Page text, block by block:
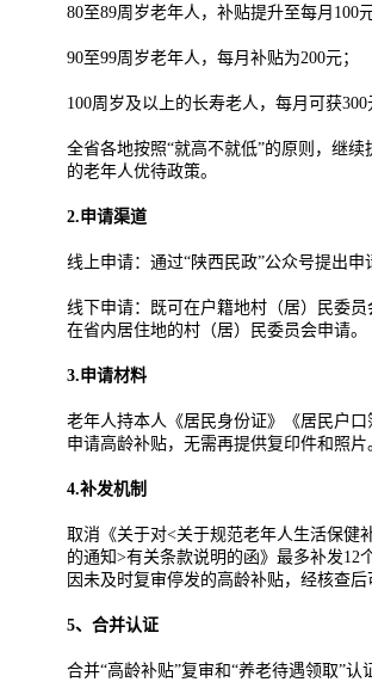
80至89周岁老年人，补贴提升至每月100元
90至99周岁老年人，每月补贴为200元；
100周岁及以上的长寿老人，每月可获300
全省各地按照“就高不就低”的原则，继续
的老年人优待政策。
2.申请渠道
线上申请：通过“陕西民政”公众号提出申
线下申请：既可在户籍地村（居）民委员
在省内居住地的村（居）民委员会申请。
3.申请材料
老年人持本人《居民身份证》《居民户口
申请高龄补贴，无需再提供复印件和照片
4.补发机制
取消《关于对<关于规范老年人生活保健
的通知>有关条款说明的函》最多补发12
因未及时复审停发的高龄补贴，经核查后
5、合并认证
合并“高龄补贴”复审和“养老待遇领取”认